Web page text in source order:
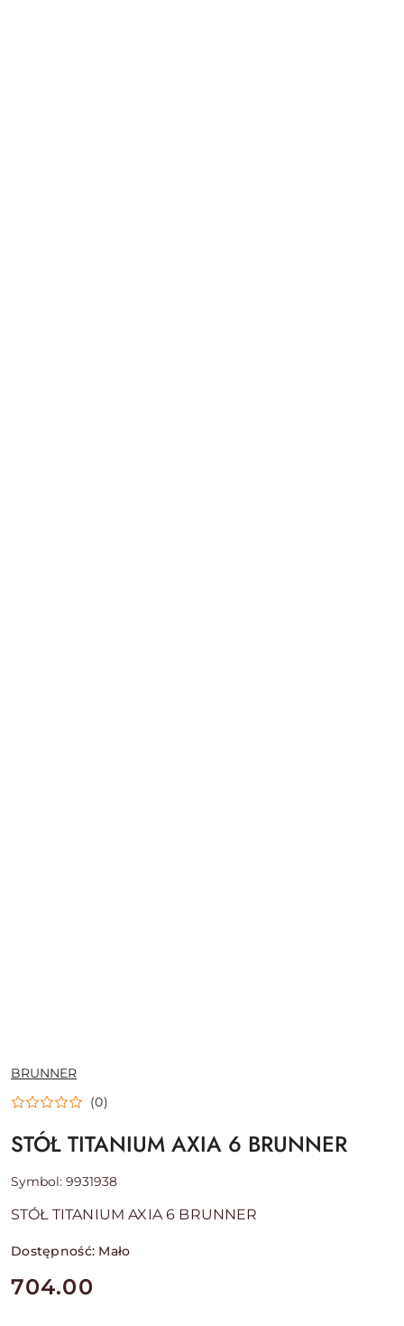
NAZWA
PRODUCENTA:
BRUNNER
(0)
STÓŁ TITANIUM AXIA 6 BRUNNER
Symbol: 9931938
STÓŁ TITANIUM AXIA 6 BRUNNER
Dostępność: Mało
cena:
704.00